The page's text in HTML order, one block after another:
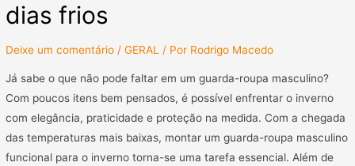
dias frios
Deixe um comentário /GERAL / Por Rodrigo Macedo
Já sabe o que não pode faltar em um guarda-roupa masculino?
Com poucos itens bem pensados, é possível enfrentar o inverno
com elegância, praticidade e proteção na medida. Com a chegada
das temperaturas mais baixas, montar um guarda-roupa masculino
funcional para o inverno torna-se uma tarefa essencial. Além de